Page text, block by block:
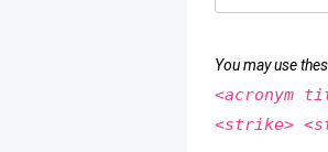
You may use
<acronym
<strike>